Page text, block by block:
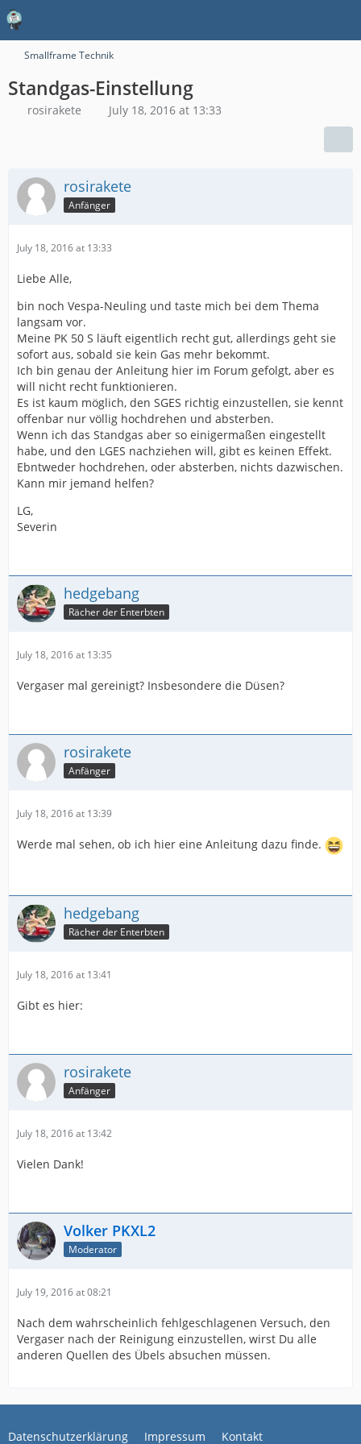
Smallframe Technik
Standgas-Einstellung
rosirakete July 18, 2016 at 13:33
rosirakete
Anfänger
July 18, 2016 at 13:33
Liebe Alle,
bin noch Vespa-Neuling und taste mich bei dem Thema
langsam vor.
Meine PK 50 S läuft eigentlich recht gut, allerdings geht sie
sofort aus, sobald sie kein Gas mehr bekommt.
Ich bin genau der Anleitung hier im Forum gefolgt, aber es
will nicht recht funktionieren.
Es ist kaum möglich, den SGES richtig einzustellen, sie kennt
offenbar nur völlig hochdrehen und absterben.
Wenn ich das Standgas aber so einigermaßen eingestellt
habe, und den LGES nachziehen will, gibt es keinen Effekt.
Ebntweder hochdrehen, oder absterben, nichts dazwischen.
Kann mir jemand helfen?
LG,
Severin
hedgebang
Rächer der Enterbten
July 18, 2016 at 13:35
Vergaser mal gereinigt? Insbesondere die Düsen?
rosirakete
Anfänger
July 18, 2016 at 13:39
Werde mal sehen, ob ich hier eine Anleitung dazu finde.
hedgebang
Rächer der Enterbten
July 18, 2016 at 13:41
Gibt es hier:
rosirakete
Anfänger
July 18, 2016 at 13:42
Vielen Dank!
Volker PKXL2
Moderator
July 19, 2016 at 08:21
Nach dem wahrscheinlich fehlgeschlagenen Versuch, den
Vergaser nach der Reinigung einzustellen, wirst Du alle
anderen Quellen des Übels absuchen müssen.
Datenschutzerklärung Impressum Kontakt